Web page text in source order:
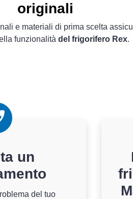
originali
e materiali di prima scelta
funzionalità del frigorifero Rex.
un
del tuo